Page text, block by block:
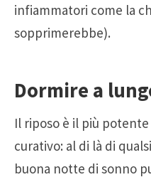
infiammatori come la
sopprimerebbe).
Dormire a
Il riposo è il più
curativo: al di là di
buona notte di sonno